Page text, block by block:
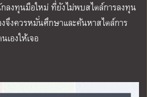
ลงทุนมือใหม่ ที่ยังไม่พบสไตล์การลงทุน
จึงควรหมั่นศึกษาและค้นหาสไตล์การ
องให้เจอ